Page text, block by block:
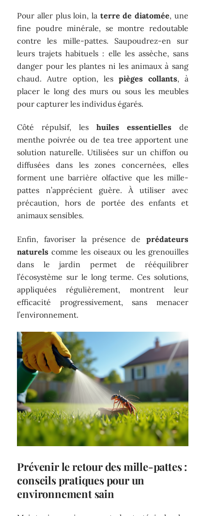
Pour aller plus loin, la terre de diatomée, une
fine poudre minérale, se montre redoutable
contre les mille-pattes. Saupoudrez-en sur
leurs trajets habituels : elle les assèche, sans
danger pour les plantes ni les animaux à sang
chaud. Autre option, les pièges collants, à
placer le long des murs ou sous les meubles
pour capturer les individus égarés.
Côté répulsif, les huiles essentiellesde
menthe poivrée ou de tea tree apportent une
solution naturelle. Utilisées sur un chiffon ou
diffusées dans les zones concernées, elles
forment une barrière olfactive que les mille-
pattes n’apprécient guère. À utiliser avec
précaution, hors de portée des enfants et
animaux sensibles.
Enfin, favoriser la présence de prédateurs
naturels comme les oiseaux ou les grenouilles
dans le jardin permet de rééquilibrer
l’écosystème sur le long terme. Ces solutions,
appliquées régulièrement, montrent leur
efficacité progressivement, sans menacer
l’environnement.
Prévenir le retour des mille-pattes :
conseils pratiques pour un
environnement sain